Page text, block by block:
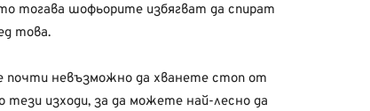
тогава шофьорите избягват да спират
това.
почти невъзможно да хванете стоп от
изходи, за да можете най-лесно да